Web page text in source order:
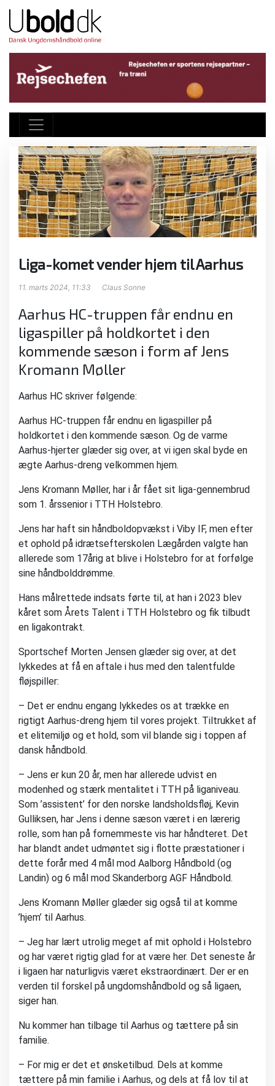
Liga-komet vender hjem til Aarhus
11. marts 2024, 11:33 Claus Sonne
Aarhus HC-truppen får endnu en
ligaspiller på holdkortet i den
kommende sæson i form af Jens
Kromann Møller
Aarhus HC skriver følgende:
Aarhus HC-truppen får endnu en ligaspiller på
holdkortet i den kommende sæson. Og de varme
Aarhus-hjerter glæder sig over, at vi igen skal byde en
ægte Aarhus-dreng velkommen hjem.
Jens Kromann Møller, har i år fået sit liga-gennembrud
som 1. årssenior i TTH Holstebro.
Jens har haft sin håndboldopvækst i Viby IF, men efter
et ophold på idrætsefterskolen Lægården valgte han
allerede som 17årig at blive i Holstebro for at forfølge
sine håndbolddrømme.
Hans målrettede indsats førte til, at han i 2023 blev
kåret som Årets Talent i TTH Holstebro og fik tilbudt
en ligakontrakt.
Sportschef Morten Jensen glæder sig over, at det
lykkedes at få en aftale i hus med den talentfulde
fløjspiller:
– Det er endnu engang lykkedes os at trække en
rigtigt Aarhus-dreng hjem til vores projekt. Tiltrukket af
et elitemiljø og et hold, som vil blande sig i toppen af
dansk håndbold.
– Jens er kun 20 år, men har allerede udvist en
modenhed og stærk mentalitet i TTH på liganiveau.
Som ’assistent’ for den norske landsholdsfløj, Kevin
Gulliksen, har Jens i denne sæson været i en lærerig
rolle, som han på fornemmeste vis har håndteret. Det
har blandt andet udmøntet sig i flotte præstationer i
dette forår med 4 mål mod Aalborg Håndbold (og
Landin) og 6 mål mod Skanderborg AGF Håndbold.
Jens Kromann Møller glæder sig også til at komme
’hjem’ til Aarhus.
– Jeg har lært utrolig meget af mit ophold i Holstebro
og har været rigtig glad for at være her. Det seneste år
i ligaen har naturligvis været ekstraordinært. Der er en
verden til forskel på ungdomshåndbold og så ligaen,
siger han.
Nu kommer han tilbage til Aarhus og tættere på sin
familie.
– For mig er det et ønsketilbud. Dels at komme
tættere på min familie i Aarhus, og dels at få lov til at